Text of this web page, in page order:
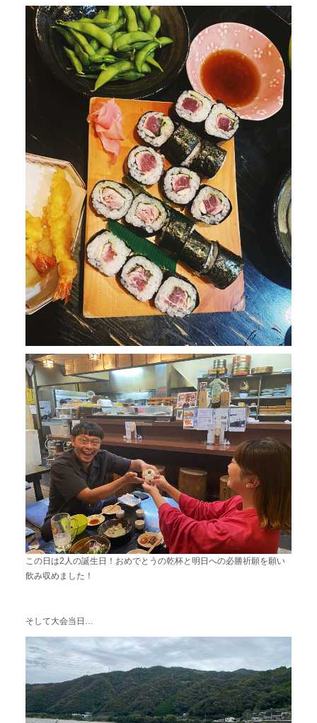
この日は2人の誕生日！おめでとうの乾杯と明日への必勝祈願を願い
飲み収めました！
そして大会当日…